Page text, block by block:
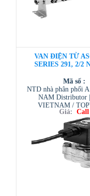
VAN ĐIỆN TỪ
SERIES 291, 2/2
Mã số :
NTD nhà phân phối
NAM Distributor
VIETNAM /
VIETNAM /
/ TESCOM
Giá: Call